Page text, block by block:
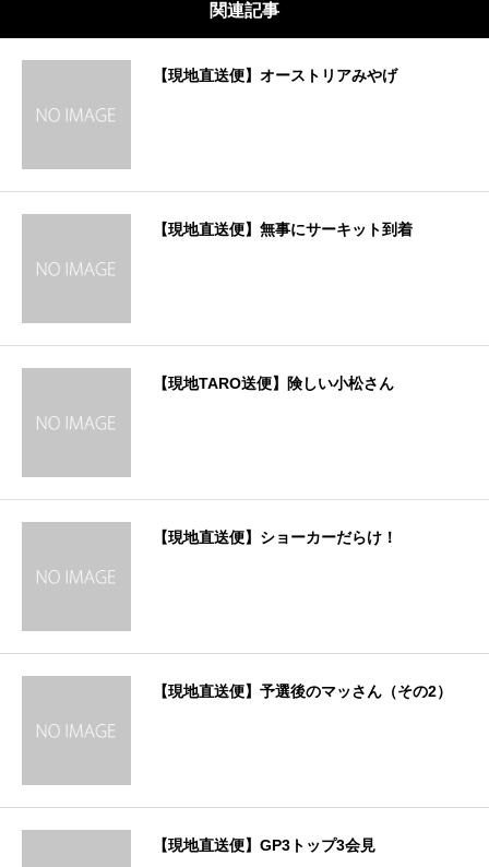
関連記事
【現地直送便】オーストリアみやげ
【現地直送便】無事にサーキット到着
【現地TARO送便】険しい小松さん
【現地直送便】ショーカーだらけ！
【現地直送便】予選後のマッさん（その2）
【現地直送便】GP3トップ3会見